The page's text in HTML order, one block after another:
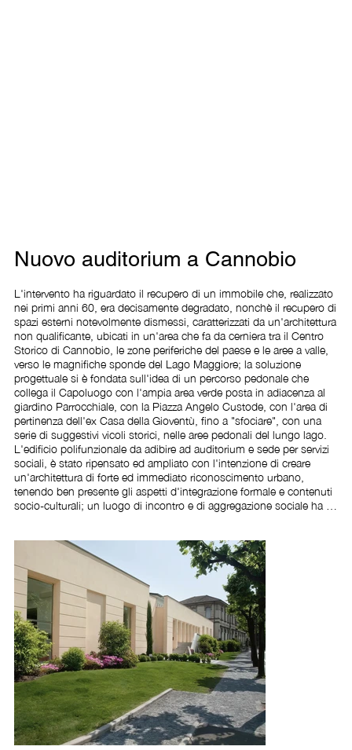
L'intervento ha riguardato il recupero di un immobile che, realizzato
nei primi anni 60, era decisamente degradato, nonchè il recupero di
spazi esterni notevolmente dismessi, caratterizzati da un'architettura
non qualificante, ubicati in un'area che fa da cerniera tra il Centro
Storico di Cannobio, le zone periferiche del paese e le aree a valle,
verso le magnifiche sponde del Lago Maggiore; la soluzione
progettuale si è fondata sull'idea di un percorso pedonale che
collega il Capoluogo con l'ampia area verde posta in adiacenza al
giardino Parrocchiale, con la Piazza Angelo Custode, con l'area di
pertinenza dell'ex Casa della Gioventù, fino a "sfociare", con una
serie di suggestivi vicoli storici, nelle aree pedonali del lungo lago.
L'edificio polifunzionale da adibire ad auditorium e sede per servizi
sociali, è stato ripensato ed ampliato con l'intenzione di creare
un'architettura di forte ed immediato riconoscimento urbano,
tenendo ben presente gli aspetti d'integrazione formale e contenuti
socio-culturali; un luogo di incontro e di aggregazione sociale ha
creare la giusta atmosfera per il successo delle attività ricreative e
ricettive.
Nuovo auditorium a Cannobio